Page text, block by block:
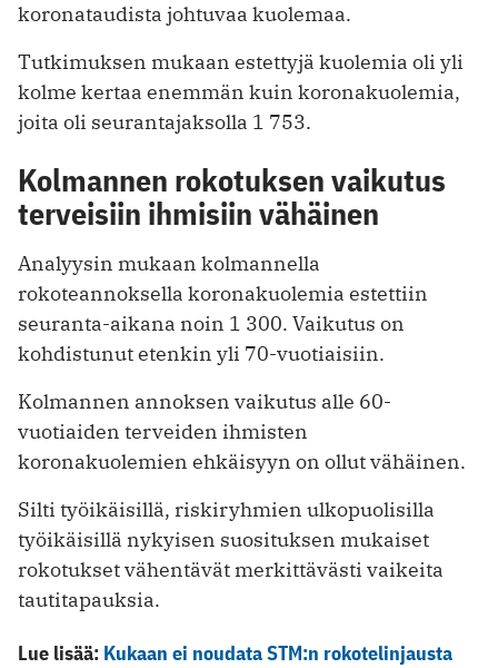
koronataudista johtuvaa kuolemaa.
Tutkimuksen mukaan estettyjä kuolemia oli yli
kolme kertaa enemmän kuin koronakuolemia,
joita oli seurantajaksolla 1 753.
Kolmannen rokotuksen vaikutus
terveisiin ihmisiin vähäinen
Analyysin mukaan kolmannella
rokoteannoksella koronakuolemia estettiin
seuranta-aikana noin 1 300. Vaikutus on
kohdistunut etenkin yli 70-vuotiaisiin.
Kolmannen annoksen vaikutus alle 60-
vuotiaiden terveiden ihmisten
koronakuolemien ehkäisyyn on ollut vähäinen.
Silti työikäisillä, riskiryhmien ulkopuolisilla
työikäisillä nykyisen suosituksen mukaiset
rokotukset vähentävät merkittävästi vaikeita
tautitapauksia.
Lue lisää: Kukaan ei noudata STM:n rokotelinjausta